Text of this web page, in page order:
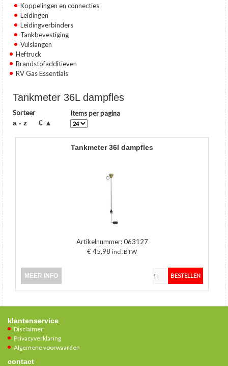
Koppelingen en connecties
Leidingen
Leidingverbinders
Tankbevestiging
Vulslangen
Heftruck
Brandstofadditieven
RV Gas Essentials
Tankmeter 36L dampfles
Sorteer
a - z
€ ▲
Items per pagina
tankmeter 36l dampfles
Artikelnummer:063127
€ 45,98 incl. BTW
MEER INFO
klantenservice
Disclaimer
Privacyverklaring
Algemene voorwaarden
contact